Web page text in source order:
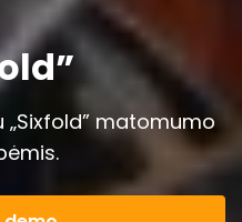
matomumo